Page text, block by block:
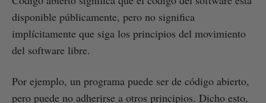
disponible públicamente, pero no significa
implícitamente que siga los principios del movimiento
del software libre.
Por ejemplo, un programa puede ser de código abierto,
pero puede no adherirse a otros principios. Dicho esto,